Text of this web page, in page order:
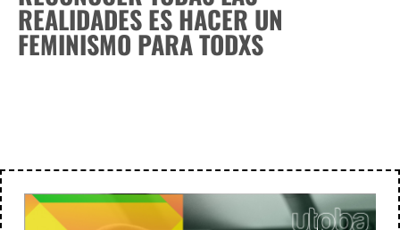
REALIDADES ES HACER UN
FEMINISMO PARA TODXS